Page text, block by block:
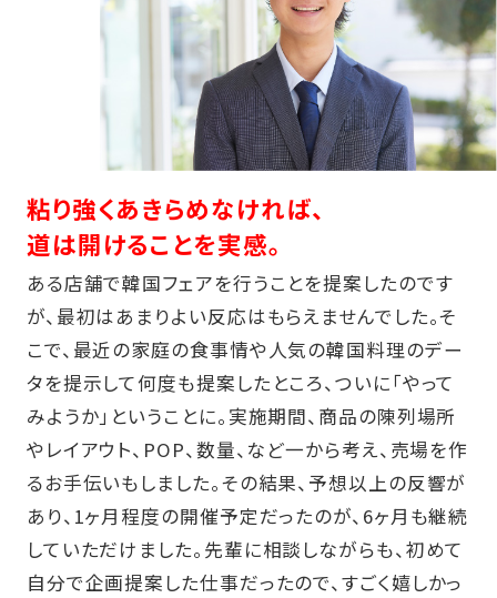
粘り強くあきらめなければ、
道は開けることを実感。
ある店舗で韓国フェアを行うことを提案したのです
が、最初はあまりよい反応はもらえませんでした。そ
こで、最近の家庭の食事情や人気の韓国料理のデー
タを提示して何度も提案したところ、ついに「やって
みようか」ということに。実施期間、商品の陳列場所
やレイアウト、POP、数量、など一から考え、売場を作
るお手伝いもしました。その結果、予想以上の反響が
あり、1ヶ月程度の開催予定だったのが、6ヶ月も継続
していただけました。先輩に相談しながらも、初めて
自分で企画提案した仕事だったので、すごく嬉しかっ